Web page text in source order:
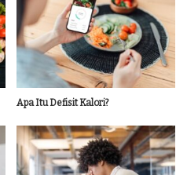
Apa Itu Defisit Kalori?